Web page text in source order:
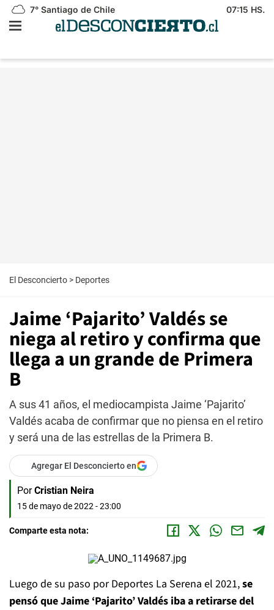
7° Santiago de Chile 07:15 HS.
El Desconcierto > Deportes
Jaime ‘Pajarito’ Valdés se
niega al retiro y confirma que
llega a un grande de Primera
B
A sus 41 años, el mediocampista Jaime ‘Pajarito’
Valdés acaba de confirmar que no piensa en el retiro
y será una de las estrellas de la Primera B.
Agregar El Desconcierto en
Por Cristian Neira
15 de mayo de 2022 - 23:00
Comparte esta nota:
Luego de su paso por Deportes La Serena el 2021,se
pensó que Jaime ‘Pajarito’ Valdés iba a retirarse del